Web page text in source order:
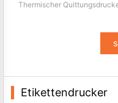
TP80NC-H/TP80NC-M